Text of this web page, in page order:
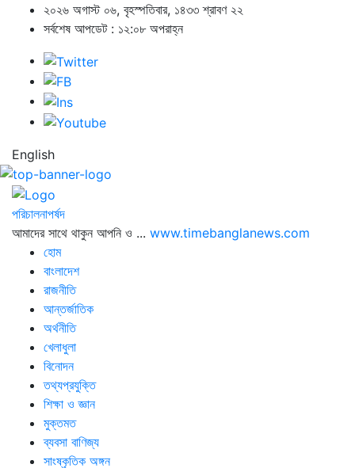
২০২৬ অগাস্ট ০৬, বৃহস্পতিবার, ১৪৩৩ শ্রাবণ ২২
সর্বশেষ আপডেট : ১২:০৮ অপরাহ্ন
English
পরিচালনাপর্ষদ
আমাদের সাথে থাকুন আপনি ও ... www.timebanglanews.com
হোম
বাংলাদেশ
রাজনীতি
আন্তর্জাতিক
অর্থনীতি
খেলাধুলা
বিনোদন
তথ্যপ্রযুক্তি
শিক্ষা ও জ্ঞান
মুক্তমত
ব্যবসা বাণিজ্য
সাংষ্কৃতিক অঙ্গন